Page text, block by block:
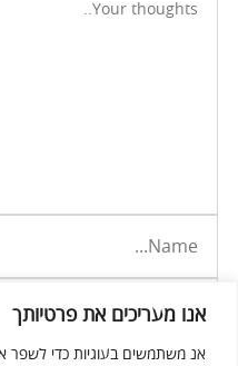
אנו מעריכים את פרטיותך
אנ משתמשים בעוגיות כדי לשפר